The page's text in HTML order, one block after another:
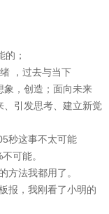
；
，过去与当下
象，创造；面向未来
、引发思考、建立新觉
秒这事不太可能
可能。
法我都用了。
报，我刚看了小明的